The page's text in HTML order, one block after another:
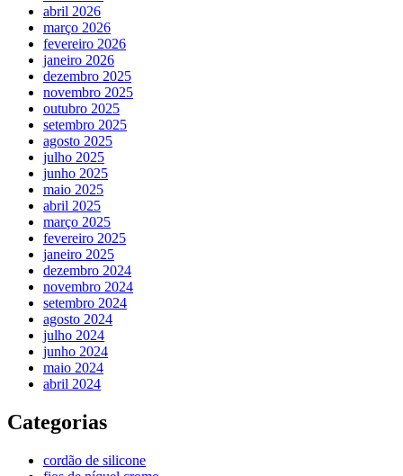
abril 2026
março 2026
fevereiro 2026
janeiro 2026
dezembro 2025
novembro 2025
outubro 2025
setembro 2025
agosto 2025
julho 2025
junho 2025
maio 2025
abril 2025
março 2025
fevereiro 2025
janeiro 2025
dezembro 2024
novembro 2024
setembro 2024
agosto 2024
julho 2024
junho 2024
maio 2024
abril 2024
Categorias
cordão de silicone